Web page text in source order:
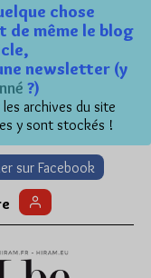
chose
même le blog
newsletter (y
?)
archives du site
y sont stockés !
sur Facebook